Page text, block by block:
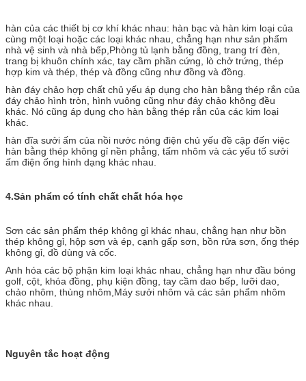
hàn của các thiết bị cơ khí khác nhau: hàn bạc và hàn kim loại của
cùng một loại hoặc các loại khác nhau, chẳng hạn như sản phẩm
nhà vệ sinh và nhà bếp,Phòng tủ lạnh bằng đồng, trang trí đèn,
trang bị khuôn chính xác, tay cầm phần cứng, lò chở trứng, thép
hợp kim và thép, thép và đồng cũng như đồng và đồng.
hàn đáy chảo hợp chất chủ yếu áp dụng cho hàn bằng thép rắn của
đáy chảo hình tròn, hình vuông cũng như đáy chảo không đều
khác. Nó cũng áp dụng cho hàn bằng thép rắn của các kim loại
khác.
hàn đĩa sưởi ấm của nồi nước nóng điện chủ yếu đề cập đến việc
hàn bằng thép không gỉ nền phẳng, tấm nhôm và các yếu tố sưởi
ấm điện ống hình dạng khác nhau.
4.Sản phẩm có tính chất chất hóa học
Sơn các sản phẩm thép không gỉ khác nhau, chẳng hạn như bồn
thép không gỉ, hộp sơn và ép, cạnh gấp sơn, bồn rửa sơn, ống thép
không gỉ, đồ dùng và cốc.
Anh hóa các bộ phận kim loại khác nhau, chẳng hạn như đầu bóng
golf, cột, khóa đồng, phụ kiện đồng, tay cầm dao bếp, lưỡi dao,
chảo nhôm, thùng nhôm,Máy sưởi nhôm và các sản phẩm nhôm
khác nhau.
Nguyên tắc hoạt động